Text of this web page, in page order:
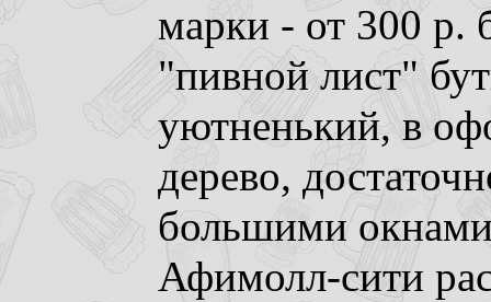
марки - от 300 р.
"пивной лист"
уютненький, в
дерево,
большими
Афимолл-сити